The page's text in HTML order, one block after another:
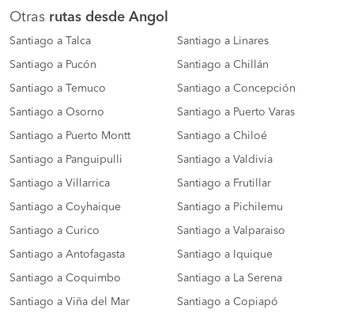
Otras rutas desde Angol
Santiago a Talca Santiago a Linares
Santiago a Pucón Santiago a Chillán
Santiago a Temuco Santiago a Concepción
Santiago a Osorno Santiago a Puerto Varas
Santiago a Puerto Montt Santiago a Chiloé
Santiago a Panguipulli Santiago a Valdivia
Santiago a Villarrica Santiago a Frutillar
Santiago a Coyhaique Santiago a Pichilemu
Santiago a Curico Santiago a Valparaiso
Santiago a Antofagasta Santiago a Iquique
Santiago a Coquimbo Santiago a La Serena
Santiago a Viña del Mar Santiago a Copiapó